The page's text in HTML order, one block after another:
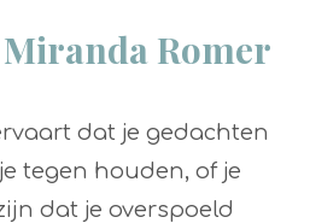
Miranda Romer
dat je gedachten
tegen houden, of je
dat je overspoeld